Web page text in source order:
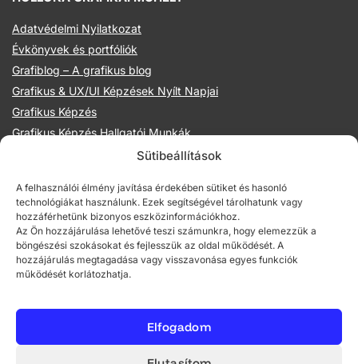
Sütibeállítások
A felhasználói élmény javítása érdekében sütiket és hasonló
technológiákat használunk. Ezek segítségével tárolhatunk vagy
hozzáférhetünk bizonyos eszközinformációkhoz.
Az Ön hozzájárulása lehetővé teszi számunkra, hogy elemezzük a
böngészési szokásokat és fejlesszük az oldal működését. A
hozzájárulás megtagadása vagy visszavonása egyes funkciók
működését korlátozhatja.
Elfogadom
Adatvédelmi Nyilatkozat
Évkönyvek és portfóliók
Grafiblog – A grafikus blog
Grafikus & UX/UI Képzések Nyílt Napjai
Grafikus Képzés
Grafikus Képzés Hallgatói Munkák
Illusztrációs management előadások
Mentoraink
Online grafikus és UX/UI képzések
Partnereink
Prezentációs technikák grafikusoknak
Szerződési feltételek